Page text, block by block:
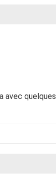
avec quelques